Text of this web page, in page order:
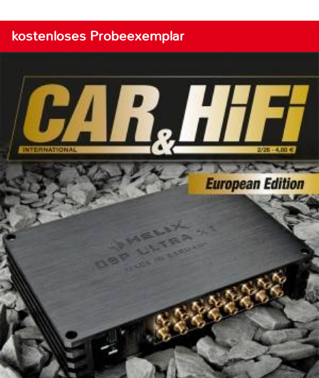
kostenloses Probeexemplar